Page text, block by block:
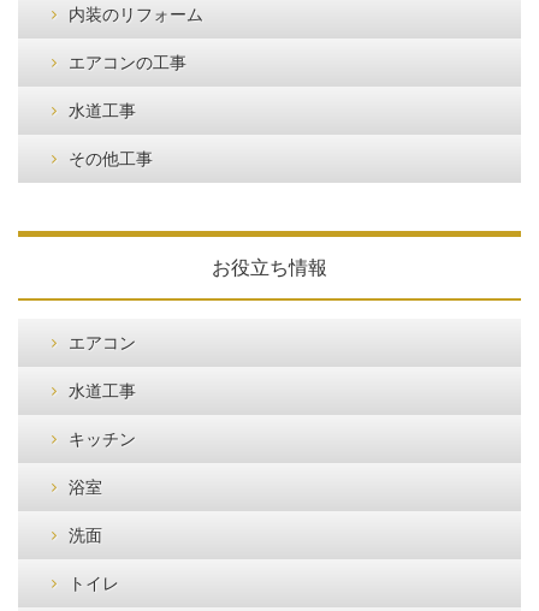
内装のリフォーム
エアコンの工事
水道工事
その他工事
お役立ち情報
エアコン
水道工事
キッチン
浴室
洗面
トイレ